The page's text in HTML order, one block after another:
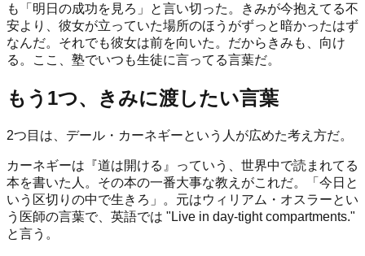
も「明日の成功を見ろ」と言い切った。きみが今抱えてる不
安より、彼女が立っていた場所のほうがずっと暗かったはず
なんだ。それでも彼女は前を向いた。だからきみも、向け
る。ここ、塾でいつも生徒に言ってる言葉だ。
もう1つ、きみに渡したい言葉
2つ目は、デール・カーネギーという人が広めた考え方だ。
カーネギーは『道は開ける』っていう、世界中で読まれてる
本を書いた人。その本の一番大事な教えがこれだ。「今日と
いう区切りの中で生きろ」。元はウィリアム・オスラーとい
う医師の言葉で、英語では "Live in day-tight compartments."
と言う。